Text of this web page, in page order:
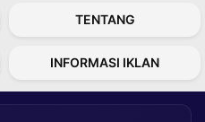
TENTANG
INFORMASI IKLAN